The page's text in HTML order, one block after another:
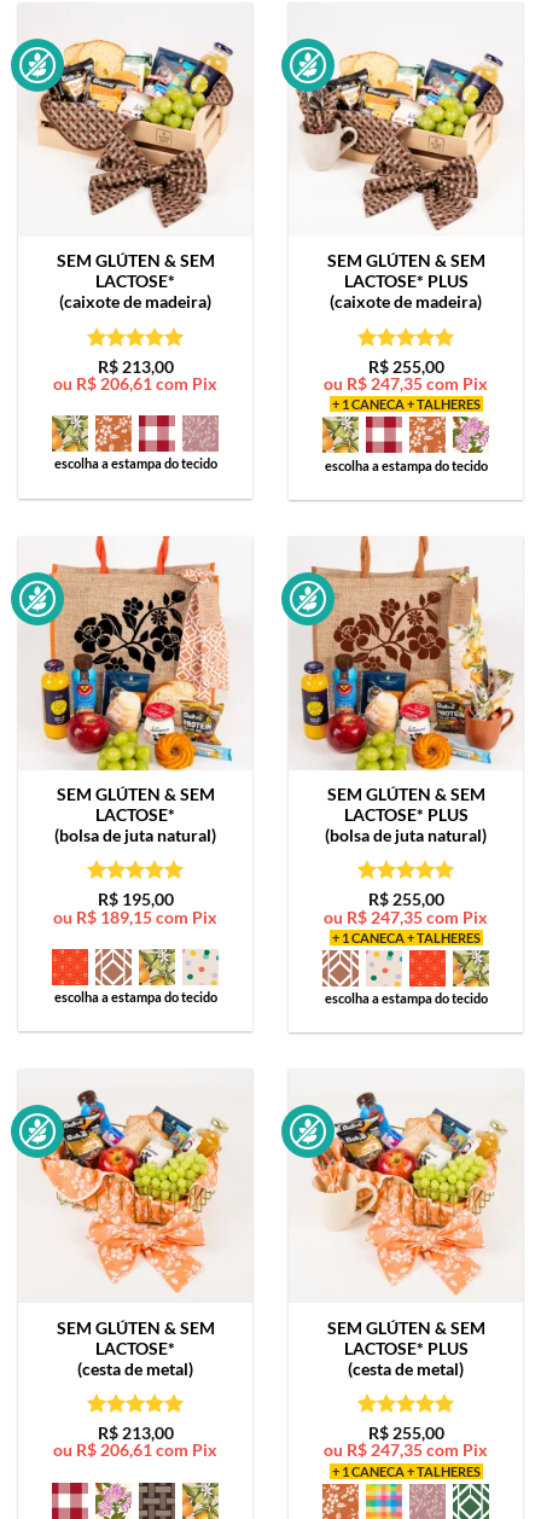
SEM GLÚTEN & SEM
LACTOSE*
(caixote de madeira)
Avaliação5
de 5
R$213,00
ou R$ 206,61 com Pix
escolha a estampa do tecido
SEM GLÚTEN & SEM
LACTOSE* PLUS
(caixote de madeira)
Avaliação5
de 5
R$255,00
ou R$ 247,35com Pix
+ 1 CANECA + TALHERES
escolha a estampa do tecido
SEM GLÚTEN & SEM
LACTOSE*
(bolsa de juta natural)
Avaliação5
de 5
R$195,00
ou R$ 189,15com Pix
escolha a estampa do tecido
SEM GLÚTEN & SEM
LACTOSE* PLUS
(bolsa de juta natural)
Avaliação5
de 5
R$255,00
ou R$ 247,35com Pix
+ 1 CANECA + TALHERES
escolha a estampa do tecido
SEM GLÚTEN & SEM
LACTOSE*
(cesta de metal)
Avaliação5
de 5
R$213,00
ou R$206,61com Pix
SEM GLÚTEN & SEM
LACTOSE* PLUS
(cesta de metal)
Avaliação5
de 5
R$255,00
ou R$247,35com Pix
+ 1 CANECA + TALHERES